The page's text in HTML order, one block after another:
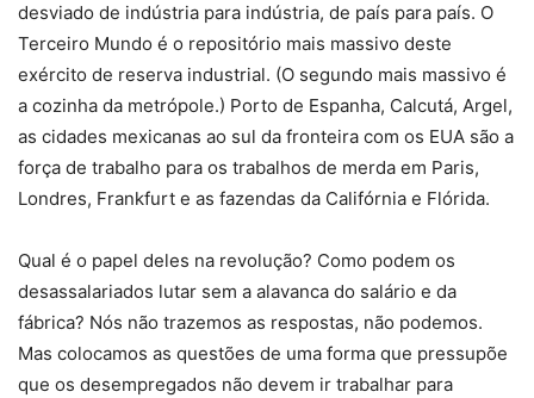
desviado de indústria para indústria, de país para país. O
Terceiro Mundo é o repositório mais massivo deste
exército de reserva industrial. (O segundo mais massivo é
a cozinha da metrópole.) Porto de Espanha, Calcutá, Argel,
as cidades mexicanas ao sul da fronteira com os EUA são a
força de trabalho para os trabalhos de merda em Paris,
Londres, Frankfurt e as fazendas da Califórnia e Flórida.
Qual é o papel deles na revolução? Como podem os
desassalariados lutar sem a alavanca do salário e da
fábrica? Nós não trazemos as respostas, não podemos.
Mas colocamos as questões de uma forma que pressupõe
que os desempregados não devem ir trabalhar para